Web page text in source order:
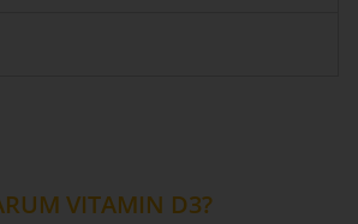
VITAMIN D3?